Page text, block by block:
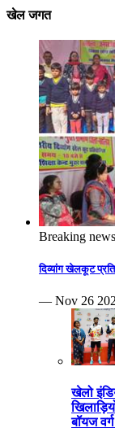
खेल जगत
Breaking news
दिव्यांग खेलकूट
— Nov 26
खेलो
बॉयज